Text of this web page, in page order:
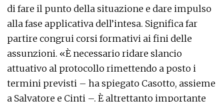
di fare il punto della situazione e dare impulso
alla fase applicativa dell’intesa. Significa far
partire congrui corsi formativi ai fini delle
assunzioni. «È necessario ridare slancio
attuativo al protocollo rimettendo a posto i
termini previsti – ha spiegato Casotto, assieme
a Salvatore e Cinti –. È altrettanto importante